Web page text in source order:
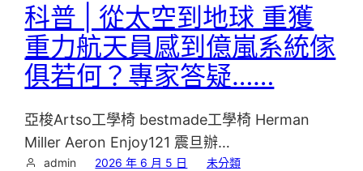
科普 | 從太空到地球 重獲
重力航天員感到億嵐系統傢
俱若何？專家答疑……
亞梭Artso工學椅 bestmade工學椅 Herman
Miller Aeron Enjoy121 震旦辦…
admin 2026 年 6 月 5 日 未分類